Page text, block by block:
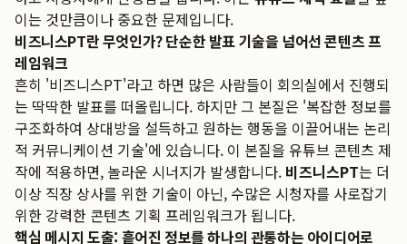
이는 것만큼이나 중요한 문제입니다.
비즈니스PT란 무엇인가? 단순한 발표 기술을 넘어선 콘텐츠 프
레임워크
흔히 '비즈니스PT'라고 하면 많은 사람들이 회의실에서 진행되
는 딱딱한 발표를 떠올립니다. 하지만 그 본질은 '복잡한 정보를
구조화하여 상대방을 설득하고 원하는 행동을 이끌어내는 논리
적 커뮤니케이션 기술'에 있습니다. 이 본질을 유튜브 콘텐츠 제
작에 적용하면, 놀라운 시너지가 발생합니다. 비즈니스PT는 더
이상 직장 상사를 위한 기술이 아닌, 수많은 시청자를 사로잡기
위한 강력한 콘텐츠 기획 프레임워크가 됩니다.
핵심 메시지 도출: 흩어진 정보를 하나의 관통하는 아이디어로